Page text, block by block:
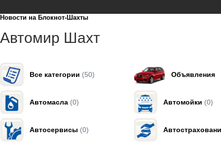
Новости на Блoкнoт-Шахты
Автомир Шахт
Все категории (50) Объявления
Автомасла (0) Автомойки (0)
Автосервисы (0)